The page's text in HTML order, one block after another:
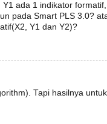
ada 1 indikator
pada Smart PLS 3.0?
Y1 dan Y2)?
Tapi hasilnya